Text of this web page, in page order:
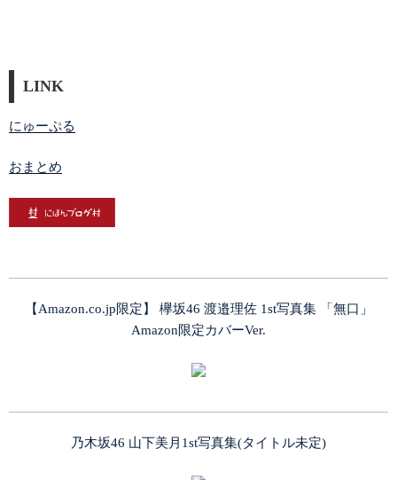
LINK
にゅーぷる
おまとめ
【Amazon.co.jp限定】 欅坂46 渡邉理佐 1st写真集 「無口」
Amazon限定カバーVer.
乃木坂46 山下美月1st写真集(タイトル未定)